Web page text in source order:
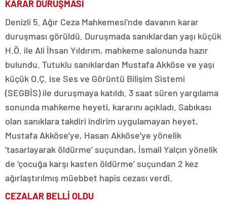
KARAR DURUŞMASI
Denizli 5. Ağır Ceza Mahkemesi’nde davanın karar
duruşması görüldü. Duruşmada sanıklardan yaşı küçük
H.Ö. ile Ali İhsan Yıldırım, mahkeme salonunda hazır
bulundu. Tutuklu sanıklardan Mustafa Akköse ve yaşı
küçük O.Ç. ise Ses ve Görüntü Bilişim Sistemi
(SEGBİS) ile duruşmaya katıldı. 3 saat süren yargılama
sonunda mahkeme heyeti, kararını açıkladı. Sabıkası
olan sanıklara takdiri indirim uygulamayan heyet,
Mustafa Akköse’ye, Hasan Akköse’ye yönelik
‘tasarlayarak öldürme’ suçundan, İsmail Yalçın yönelik
de ‘çocuğa karşı kasten öldürme’ suçundan 2 kez
ağırlaştırılmış müebbet hapis cezası verdi.
CEZALAR BELLİ OLDU